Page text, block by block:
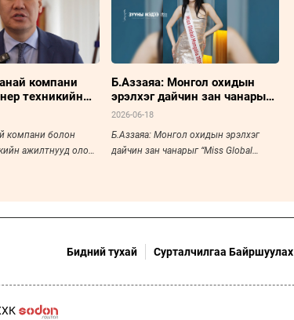
компани
техникийн
улсад
компани болон
ажилтнууд олон
Б.Аззаяа: Монгол охидын
эрэлхэг дайчин зан чанарыг
“Miss Global 2026”
харуулна
2026-06-18
Б.Аззаяа: Монгол охидын эрэлхэг
дайчин зан чанарыг “Miss Global
Бидний тухай Сурталчилгаа Байршуулах